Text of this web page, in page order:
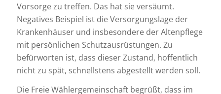
Vorsorge zu treffen. Das hat sie versäumt.
Negatives Beispiel ist die Versorgungslage der
Krankenhäuser und insbesondere der Altenpflege
mit persönlichen Schutzausrüstungen. Zu
befürworten ist, dass dieser Zustand, hoffentlich
nicht zu spät, schnellstens abgestellt werden soll.
Die Freie Wählergemeinschaft begrüßt, dass im